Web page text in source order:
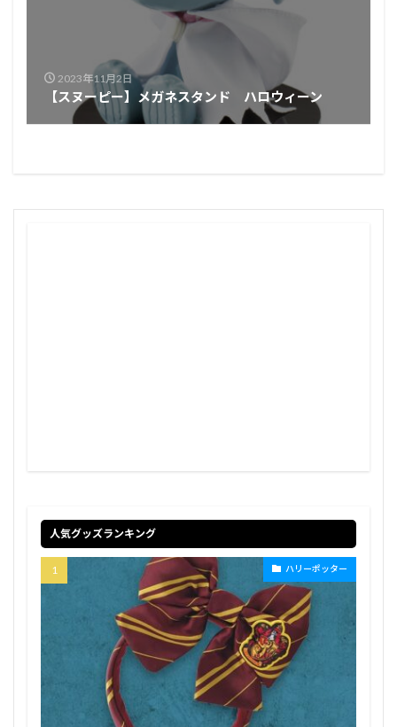
2023年11月2日
【スヌーピー】メガネスタンド ハロウィーン
人気グッズランキング
ハリーポッター